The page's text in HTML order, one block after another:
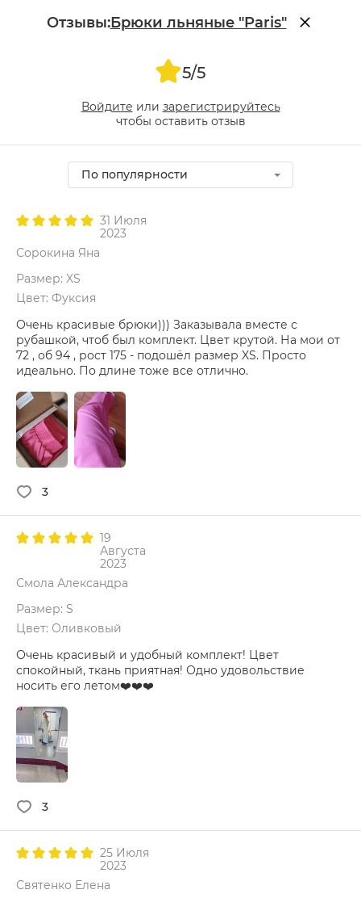
Отзывы:Брюки льняные "Paris"
5/5
Войдите или зарегистрируйтесь
чтобы оставить отзыв
По популярности
31 Июля
2023
Сорокина Яна
Размер: XS
Цвет: Фуксия
Очень красивые брюки))) Заказывала вместе с
рубашкой, чтоб был комплект. Цвет крутой. На мои от
72 , об 94 , рост 175 - подошёл размер XS. Просто
идеально. По длине тоже все отлично.
3
19
Августа
2023
Смола Александра
Размер: S
Цвет: Оливковый
Очень красивый и удобный комплект! Цвет
спокойный, ткань приятная! Одно удовольствие
носить его летом❤️❤️❤️
3
25 Июля
2023
Святенко Елена